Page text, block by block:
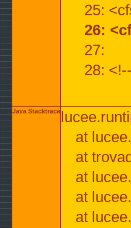
25:
26:
27:
28:
Java Stacktrace
at
at
at
at
at